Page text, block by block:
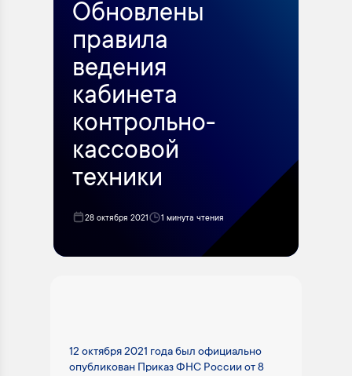
Обновлены
правила
ведения
кабинета
контрольно-
кассовой
техники
28 октября 2021 1 минута чтения
12 октября 2021 года был официально
опубликован Приказ ФНС России от 8